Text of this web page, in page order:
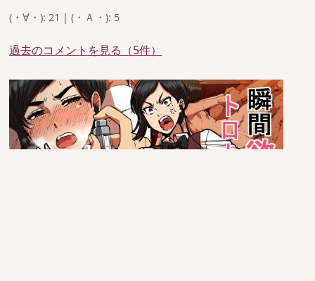
(・∀・): 21 | (・Ａ・): 5
過去のコメントを見る（5件）